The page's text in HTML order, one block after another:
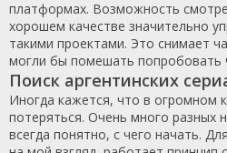
платформах. Возможность
хорошем качестве значительно
такими проектами. Это снимает
могли бы помешать попробовать
Поиск аргентинских
Иногда кажется, что в огромном
потеряться. Очень много разных
всегда понятно, с чего начать.